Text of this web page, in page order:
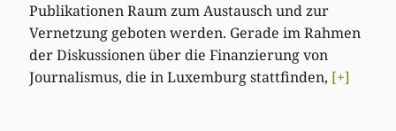
Publikationen Raum zum Austausch und zur
Vernetzung geboten werden. Gerade im Rahmen
der Diskussionen über die Finanzierung von
Journalismus, die in Luxemburg stattfinden, [+]